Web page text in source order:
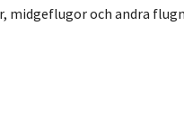
midgeflugor och andra